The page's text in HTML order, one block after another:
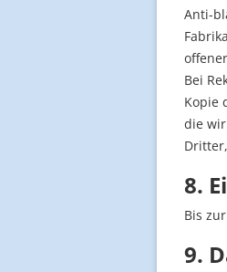
Anti-
Bei
Kopie
die
8.
Bis
9.